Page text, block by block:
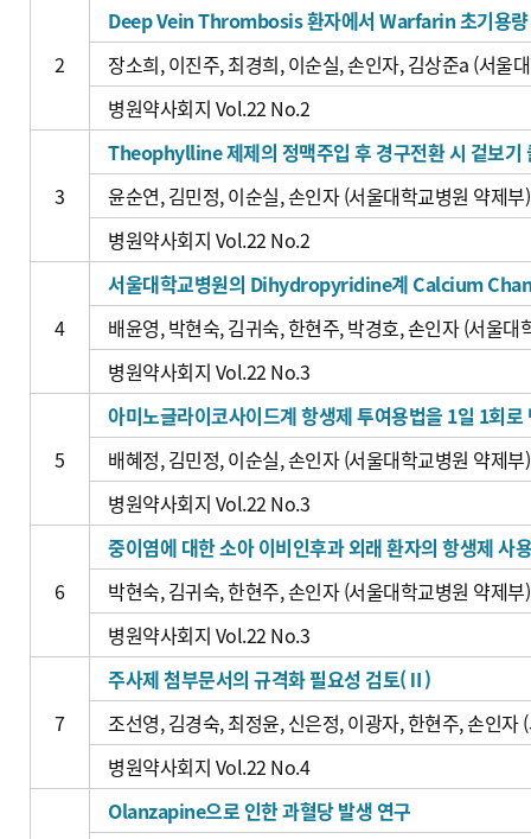
2
Deep Vein Thrombosis 환자에서 Warfarin 초기용
장소희, 이진주, 최경희, 이순실, 손인자, 김상준a (서울
병원약사회지 Vol.22 No.2
3
Theophylline 제제의 정맥주입 후 경구전환 시 겉보기
윤순연, 김민정, 이순실, 손인자 (서울대학교병원 약제부)
병원약사회지 Vol.22 No.2
4
서울대학교병원의 Dihydropyridine계 Calcium
배윤영, 박현숙, 김귀숙, 한현주, 박경호, 손인자 (서울대
병원약사회지 Vol.22 No.3
5
아미노글라이코사이드계 항생제 투여용법을 1일 1회
배혜정, 김민정, 이순실, 손인자 (서울대학교병원 약제부)
병원약사회지 Vol.22 No.3
6
중이염에 대한 소아 이비인후과 외래 환자의 항생제 사
박현숙, 김귀숙, 한현주, 손인자 (서울대학교병원 약제부)
병원약사회지 Vol.22 No.3
7
주사제 첨부문서의 규격화 필요성 검토(Ⅱ)
조선영, 김경숙, 최정윤, 신은정, 이광자, 한현주, 손인자
병원약사회지 Vol.22 No.4
Olanzapine으로 인한 과혈당 발생 연구